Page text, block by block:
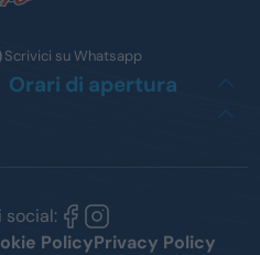
Scrivici su Whatsapp
Orari di apertura
social:
PolicyPrivacy Policy